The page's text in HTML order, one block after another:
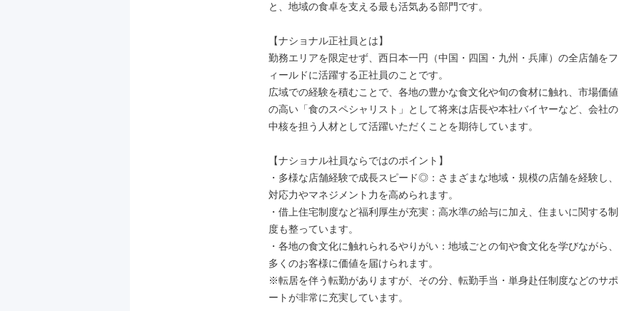
と、地域の食卓を支える最も活気ある部門です。
【ナショナル正社員とは】
勤務エリアを限定せず、西日本一円（中国・四国・九州・兵庫）の全店舗をフ
ィールドに活躍する正社員のことです。
広域での経験を積むことで、各地の豊かな食文化や旬の食材に触れ、市場価値
の高い「食のスペシャリスト」として将来は店長や本社バイヤーなど、会社の
中核を担う人材として活躍いただくことを期待しています。
【ナショナル社員ならではのポイント】
・多様な店舗経験で成長スピード◎：さまざまな地域・規模の店舗を経験し、
対応力やマネジメント力を高められます。
・借上住宅制度など福利厚生が充実：高水準の給与に加え、住まいに関する制
度も整っています。
・各地の食文化に触れられるやりがい：地域ごとの旬や食文化を学びながら、
多くのお客様に価値を届けられます。
※転居を伴う転勤がありますが、その分、転勤手当・単身赴任制度などのサポ
ートが非常に充実しています。